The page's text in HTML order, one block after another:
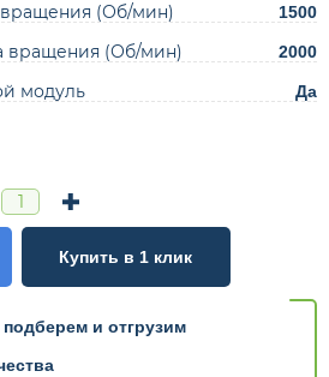
вращения (Об/мин) 1500
вращения (Об/мин) 2000
модуль Да
подберем и отгрузим
Купить в 1 клик